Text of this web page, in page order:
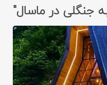
جنگلی در ماسال"